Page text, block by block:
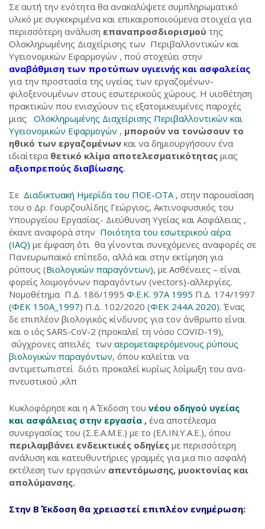
Σε αυτή την ενότητα θα ανακαλύψετε συμπληρωματικό
υλικό με συγκεκριμένα και επικαιροποιούμενα στοιχεία για
περισσότερη ανάλυση επαναπροσδιορισμού της
Ολοκληρωμένης Διαχείρισης των Περιβαλλοντικών και
Υγειονομικών Εφαρμογών , πού στοχεύει στην
αναβάθμιση των προτύπων υγιεινής και ασφαλείας
για την προστασία της υγείας των εργαζομένων-
φιλοξενουμένων στους εσωτερικούς χώρους. Η υιοθέτηση
πρακτικών που ενισχύουν τις εξατομικευμένες παροχές
μιας
Ολοκληρωμένης Διαχείρισης Περιβαλλοντικών και
Υγειονομικών Εφαρμογών , μπορούν να τονώσουν το
ηθικό των εργαζομένων και να δημιουργήσουν ένα
ιδιαίτερα θετικό κλίμα αποτελεσματικότητας μιας
αξιοπρεπούς διαβίωσης.
Σε Διαδικτυακή Ημερίδα του ΠΟΕ-ΟΤΑ , στην παρουσίαση
του ο Δρ. Γουρζουλίδης Γεώργιος, Ακτινοφυσικός του
Υπουργείου Εργασίας- Διεύθυνση Υγείας και Ασφάλειας ,
έκανε αναφορά στην Ποιότητα του εσωτερικού αέρα
(IAQ) με έμφαση ότι θα γίνονται συνεχόμενες αναφορές σε
Πανευρωπαϊκό επίπεδο, αλλά και στην εκτίμηση για
ρύπους (Βιολογικών παραγόντων), με Ασθένειες – είναι
φορείς λοιμογόνων παραγόντων (vectors)-αλλεργίες.
Νομοθέτημα Π.Δ. 186/1995 Φ.Ε.Κ. 97A 1995 Π.Δ. 174/1997
(ΦΕΚ 150A_1997) Π.Δ. 102/2020 (ΦΕΚ 244Α 2020). Ένας
δε επιπλέον βιολογικός κίνδυνος για τον άνθρωπο είναι
και ο ιός SARS-CoV-2 (προκαλεί τη νόσο COVID-19),
σύγχρονες απειλές των αερομεταφερόμενους ρύπους
βιολογικών παραγόντων, όπου καλείται να
αντιμετωπιστεί διότι προκαλεί κυρίως λοίμωξη του ανα­
πνευστικού ,κλπ
Κυκλοφόρησε και η Α΄ Έκδοση του νέου οδηγού υγείας
και ασφάλειας στην εργασία , ένα αποτέλεσμα
συνεργασίας του (Σ.Ε.Α.Μ.Ε.) με το (ΕΛ.ΙΝ.Υ.Α.Ε.), όπου
περιλαμβάνει ενδεικτικές οδηγίες με περισσότερη
ανάλυση και κατευθυντήριες γραμμές για μια πιο ασφαλή
εκτέλεση των εργασιών απεντόμωσης, μυοκτονίας και
απολύμανσης.
Στην Β΄ Έκδοση θα χρειαστεί επιπλέον ενημέρωση: